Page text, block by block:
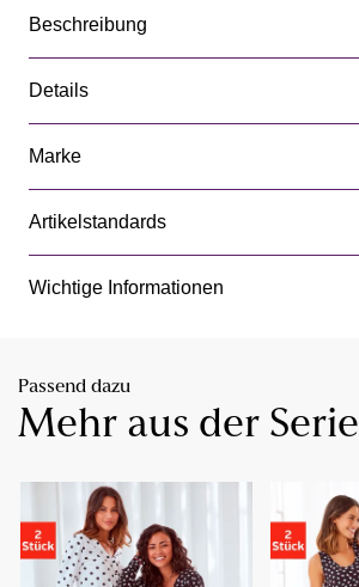
Beschreibung
Details
Marke
Artikelstandards
Wichtige Informationen
Passend dazu
Mehr aus der Serie